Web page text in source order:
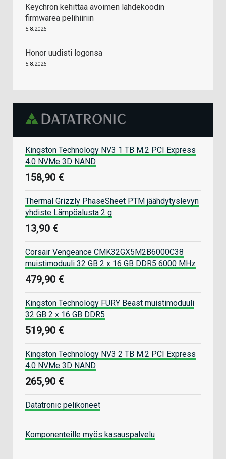
Keychron kehittää avoimen lähdekoodin
firmwarea pelihiiriin
5.8.2026
Honor uudisti logonsa
5.8.2026
Kingston Technology NV3 1 TB M.2 PCI Express
4.0 NVMe 3D NAND
158,90 €
Thermal Grizzly PhaseSheet PTM jäähdytyslevyn
yhdiste Lämpöalusta 2 g
13,90 €
Corsair Vengeance CMK32GX5M2B6000C38
muistimoduuli 32 GB 2 x 16 GB DDR5 6000 MHz
479,90 €
Kingston Technology FURY Beast muistimoduuli
32 GB 2 x 16 GB DDR5
519,90 €
Kingston Technology NV3 2 TB M.2 PCI Express
4.0 NVMe 3D NAND
265,90 €
Datatronic pelikoneet
Komponenteille myös kasauspalvelu